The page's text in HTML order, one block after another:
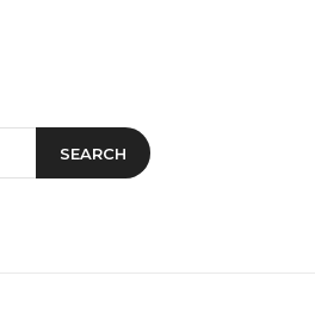
SEARCH